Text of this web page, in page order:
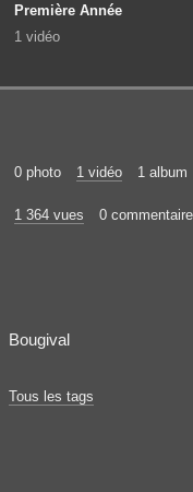
Première Année
1 vidéo
0 photo 1 vidéo 1 album
1 364 vues 0 commentaire
Bougival
Tous les tags